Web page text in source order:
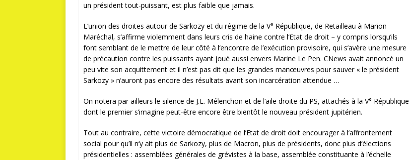
un président tout-puissant, est plus faible que jamais.
L’union des droites autour de Sarkozy et du régime de la V° République, de Retailleau à Marion
Maréchal, s’affirme violemment dans leurs cris de haine contre l’Etat de droit – y compris lorsqu’ils
font semblant de le mettre de leur côté à l’encontre de l’exécution provisoire, qui s’avère une mesure
de précaution contre les puissants ayant joué aussi envers Marine Le Pen. CNews avait annoncé un
peu vite son acquittement et il n’est pas dit que les grandes manœuvres pour sauver « le président
Sarkozy » n’auront pas encore des résultats avant son incarcération attendue …
On notera par ailleurs le silence de J.L. Mélenchon et de l’aile droite du PS, attachés à la V° République
dont le premier s’imagine peut-être encore être bientôt le nouveau président jupitérien.
Tout au contraire, cette victoire démocratique de l’Etat de droit doit encourager à l’affrontement
social pour qu’il n’y ait plus de Sarkozy, plus de Macron, plus de présidents, donc plus d’élections
présidentielles : assemblées générales de grévistes à la base, assemblée constituante à l’échelle